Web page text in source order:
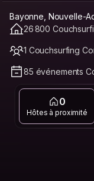
Bayonne, Nouvelle-
26 800
1 Couchsurfing
85 événements
0
Hôtes à proximité